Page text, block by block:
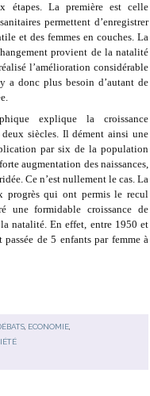
étapes. La première est celle
permettent d’enregistrer
et des femmes en couches. La
provient de la natalité
l’amélioration considérable
a donc plus besoin d’autant de
explique la croissance
siècles. Il dément ainsi une
par six de la population
augmentation des naissances,
Ce n’est nullement le cas. La
progrès qui ont permis le recul
une formidable croissance de
natalité. En effet, entre 1950 et
de 5 enfants par femme à
, ECONOMIE,